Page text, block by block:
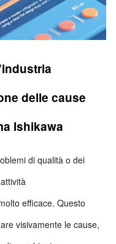
delle cause
Ishikawa
di qualità o dei
efficace. Questo
visivamente le cause,